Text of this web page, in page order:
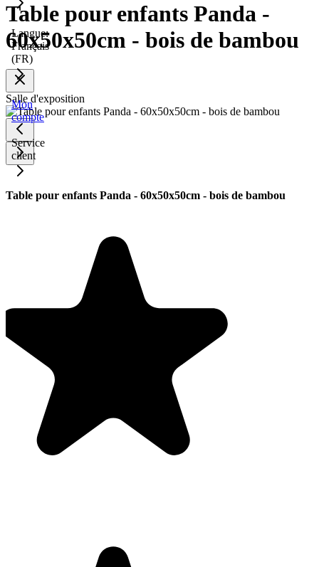
Langue:
Français
(FR)
Mon
compte
Service
client
Table pour enfants Panda -
60x50x50cm - bois de bambou
Salle d'exposition
Table pour enfants Panda - 60x50x50cm - bois de bambou